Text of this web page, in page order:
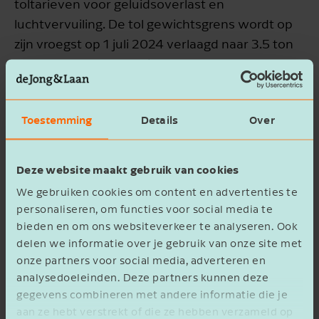
Toestemming Details Over
Deze website maakt gebruik van cookies
We gebruiken cookies om content en advertenties te
personaliseren, om functies voor social media te
bieden en om ons websiteverkeer te analyseren. Ook
delen we informatie over je gebruik van onze site met
onze partners voor social media, adverteren en
analysedoeleinden. Deze partners kunnen deze
gegevens combineren met andere informatie die je
aan ze hebt verstrekt of die ze hebben verzameld op
toltarieven voor geluidsoverlast en
luchtvervuiling. De tol gewichtsgrens wordt op
zijn vroegst op 1 juli 2024 verlaagd naar 3.5 ton
toegestaan totaalgewicht, zodat ook
bedrijfsvoertuigen onder de tolheffing gaan
vallen.
Euro 6 voertuigen gaan per 1 december 2023
eurocent per km nu. LNG en CNG voertuigen
genieten nog 1 maand van tolvrije passages, per
1 januari 2024 gaan zij hetzelfde tarief betalen
als een conventionele dieseltruck.
Tolinkomsten